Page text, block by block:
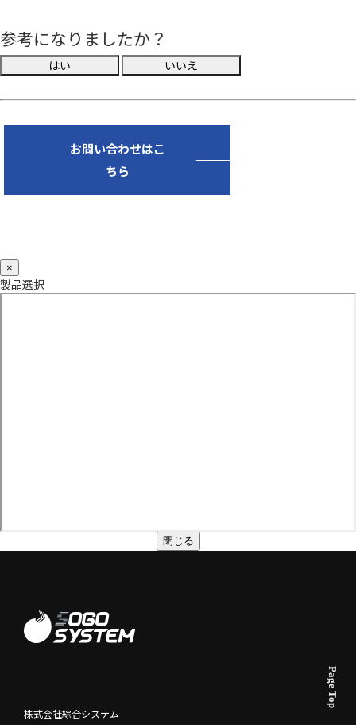
参考になりましたか？
お問い合わせはこ
ちら
×
製品選択
閉じる
株式会社綜合システム